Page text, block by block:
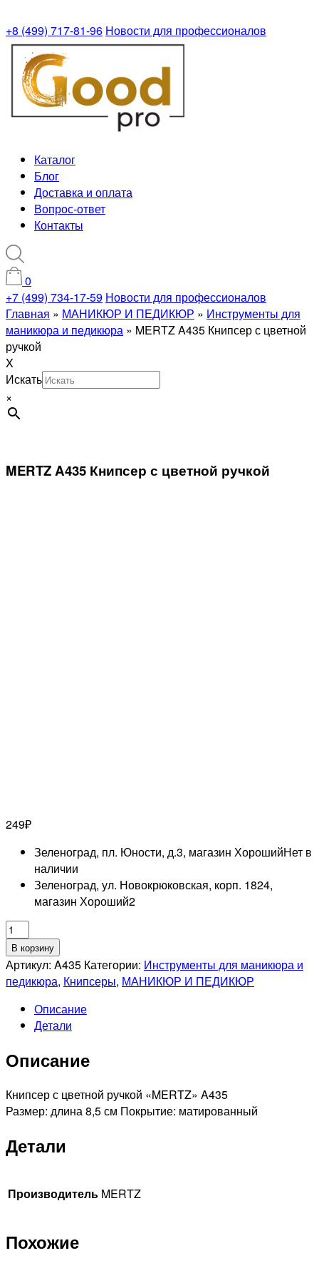
+8 (499) 717-81-96 Новости для профессионалов
Каталог
Блог
Доставка и оплата
Вопрос-ответ
Контакты
0
+7 (499) 734-17-59 Новости для профессионалов
Главная » МАНИКЮР И ПЕДИКЮР » Инструменты для
маникюра и педикюра » MERTZ A435 Книпсер с цветной
ручкой
X
Искать
×
MERTZ A435 Книпсер с цветной ручкой
249₽
Зеленоград, пл. Юности, д.3, магазин ХорошийНет в
наличии
Зеленоград, ул. Новокрюковская, корп. 1824,
магазин Хороший2
Количество
товара
MERTZ
A435
цветной
В корзину
Артикул: A435 Категории: Инструменты для маникюра и
педикюра, Книпсеры, МАНИКЮР И ПЕДИКЮР
Описание
Детали
Описание
Книпсер с цветной ручкой «MERTZ» A435
Размер: длина 8,5 см Покрытие: матированный
Детали
Производитель MERTZ
Похожие